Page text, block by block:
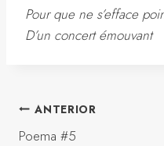
Pour que ne s’efface
D’un concert émouvant
Navegación
ANTERIOR
Poema #5